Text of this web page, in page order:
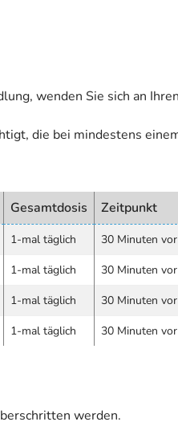
wenden Sie sich an
die bei mindestens
Gesamtdosis Zeitpunkt
1-mal täglich
30 Minuten
1-mal täglich
30 Minuten
1-mal täglich
30 Minuten
1-mal täglich 30 Minuten
werden.